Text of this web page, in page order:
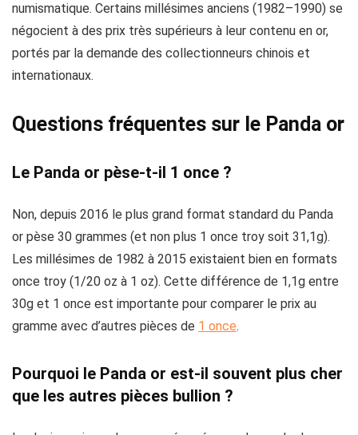
numismatique. Certains millésimes anciens (1982–1990) se
négocient à des prix très supérieurs à leur contenu en or,
portés par la demande des collectionneurs chinois et
internationaux.
Questions fréquentes sur le Panda or
Le Panda or pèse-t-il 1 once ?
Non, depuis 2016 le plus grand format standard du Panda
or pèse 30 grammes (et non plus 1 once troy soit 31,1g).
Les millésimes de 1982 à 2015 existaient bien en formats
once troy (1/20 oz à 1 oz). Cette différence de 1,1g entre
30g et 1 once est importante pour comparer le prix au
gramme avec d’autres pièces de 1 once.
Pourquoi le Panda or est-il souvent plus cher
que les autres pièces bullion ?